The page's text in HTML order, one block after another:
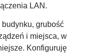
LAN.
budynku, grubość
i miejsca, w
Konfiguruję